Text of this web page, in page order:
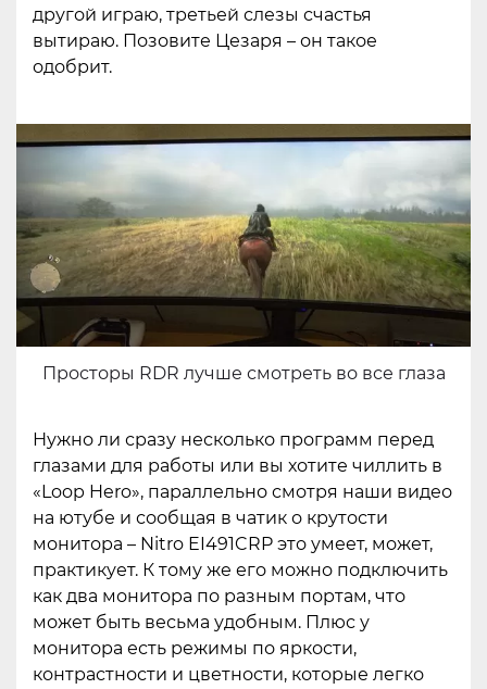
другой играю, третьей слезы счастья
вытираю. Позовите Цезаря – он такое
одобрит.
Просторы RDR лучше смотреть во все глаза
Нужно ли сразу несколько программ перед
глазами для работы или вы хотите чиллить в
«Loop Hero», параллельно смотря наши видео
на ютубе и сообщая в чатик о крутости
монитора – Nitro EI491CRP это умеет, может,
практикует. К тому же его можно подключить
как два монитора по разным портам, что
может быть весьма удобным. Плюс у
монитора есть режимы по яркости,
контрастности и цветности, которые легко